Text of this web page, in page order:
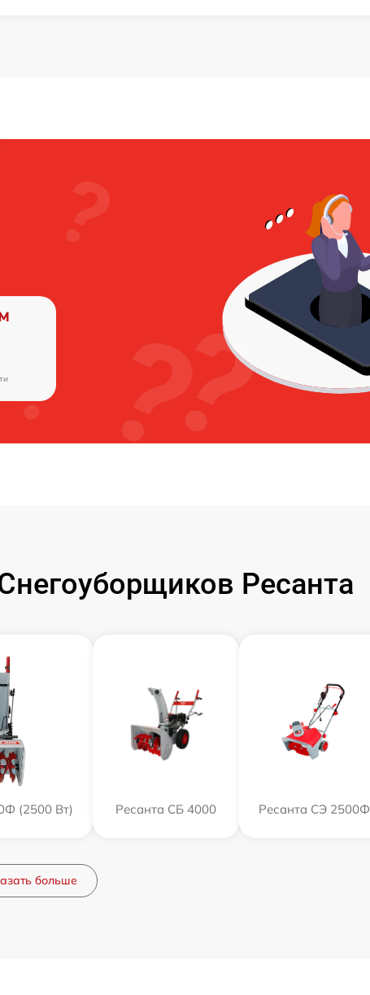
Ресанта
(2500 Вт) Ресанта СБ 4000 Ресанта СЭ 2500Ф
больше